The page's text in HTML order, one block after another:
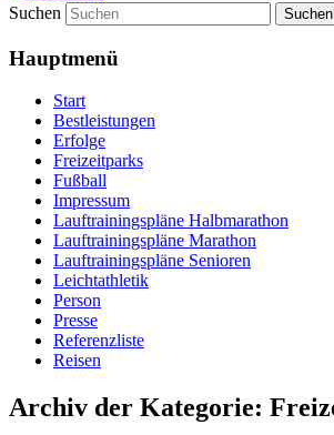
Suchen
Hauptmenü
Start
Bestleistungen
Erfolge
Freizeitparks
Fußball
Impressum
Lauftrainingspläne Halbmarathon
Lauftrainingspläne Marathon
Lauftrainingspläne Senioren
Leichtathletik
Person
Presse
Referenzliste
Reisen
Archiv der Kategorie: